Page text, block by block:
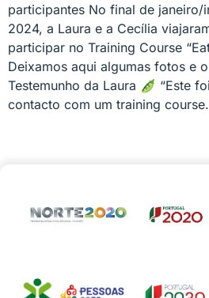
participantes No final de
2024, a Laura e a Cecília
participar no Training Course
Deixamos aqui algumas fotos e
Testemunho da Laura 🫛 “Este
contacto com um training